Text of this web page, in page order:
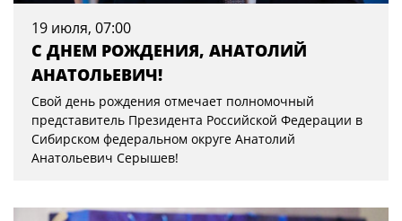
19 июля, 07:00
С ДНЕМ РОЖДЕНИЯ, АНАТОЛИЙ
АНАТОЛЬЕВИЧ!
Свой день рождения отмечает полномочный
представитель Президента Российской Федерации в
Сибирском федеральном округе Анатолий
Анатольевич Серышев!